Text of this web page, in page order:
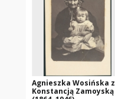
Agnieszka Wosińska z
Konstancją Zamoyską